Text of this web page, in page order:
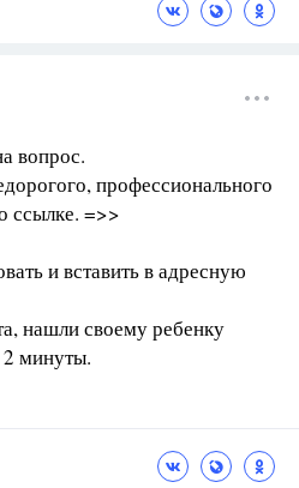
вопрос.
профессионального
ссылке. =>>
и вставить в адресную
нашли своему ребенку
2 минуты.